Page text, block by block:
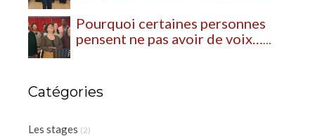
Pourquoi certaines personnes
pensent ne pas avoir de voix…
Catégories
Les stages (2)